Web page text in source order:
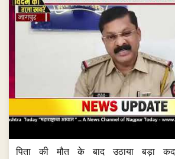
पिता की मौत के बाद उठाया बड़ा